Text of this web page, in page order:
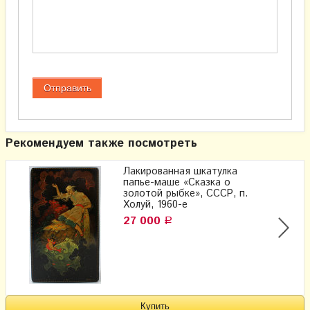
Рекомендуем также посмотреть
Лакированная шкатулка
папье-маше «Сказка о
золотой рыбке», СССР, п.
Холуй, 1960-е
27 000 Р